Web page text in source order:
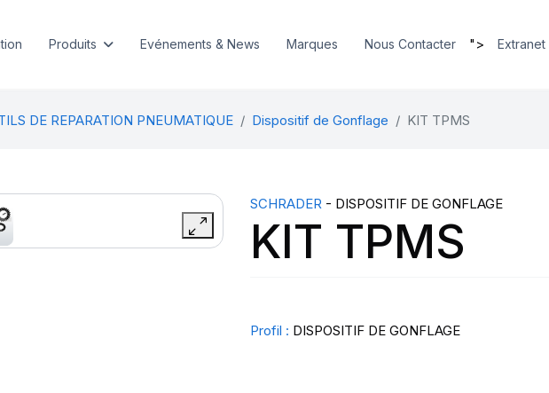
Produits Evénements & News Marques Nous Contacter "> Extranet
DE REPARATION PNEUMATIQUE Dispositif de Gonflage KIT TPMS
SCHRADER - DISPOSITIF DE GONFLAGE
KIT TPMS
Profil : DISPOSITIF DE GONFLAGE